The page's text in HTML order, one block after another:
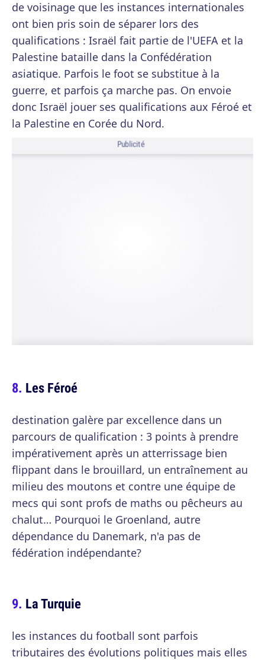
de voisinage que les instances internationales
ont bien pris soin de séparer lors des
qualifications : Israël fait partie de l'UEFA et la
Palestine bataille dans la Confédération
asiatique. Parfois le foot se substitue à la
guerre, et parfois ça marche pas. On envoie
donc Israël jouer ses qualifications aux Féroé et
la Palestine en Corée du Nord.
Publicité
Les Féroé
destination galère par excellence dans un
parcours de qualification : 3 points à prendre
impérativement après un atterrissage bien
flippant dans le brouillard, un entraînement au
milieu des moutons et contre une équipe de
mecs qui sont profs de maths ou pêcheurs au
chalut… Pourquoi le Groenland, autre
dépendance du Danemark, n'a pas de
fédération indépendante?
La Turquie
les instances du football sont parfois
tributaires des évolutions politiques mais elles